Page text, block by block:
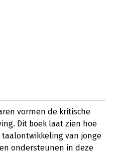
vormen de kritische
Dit boek laat zien hoe
van jonge
ondersteunen in deze